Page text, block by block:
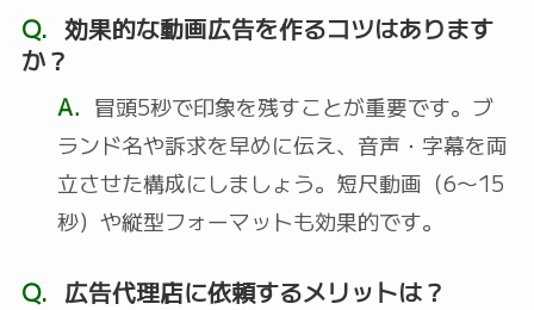
Q. 効果的な動画広告を作るコツはあります
か？
A. 冒頭5秒で印象を残すことが重要です。ブ
ランド名や訴求を早めに伝え、音声・字幕を両
立させた構成にしましょう。短尺動画（6〜15
秒）や縦型フォーマットも効果的です。
Q. 広告代理店に依頼するメリットは？